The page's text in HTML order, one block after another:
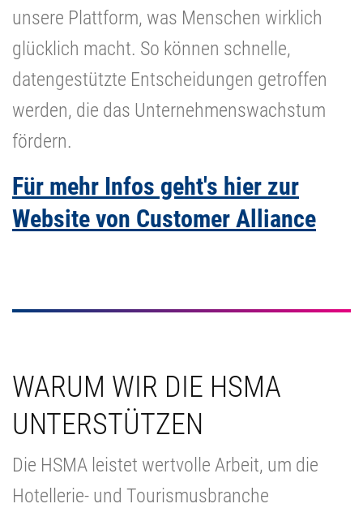
unsere Plattform, was Menschen wirklich
glücklich macht. So können schnelle,
datengestützte Entscheidungen getroffen
werden, die das Unternehmenswachstum
fördern.
Für mehr Infos geht's hier zur
Website von Customer Alliance
WARUM WIR DIE HSMA
UNTERSTÜTZEN
Die HSMA leistet wertvolle Arbeit, um die
Hotellerie- und Tourismusbranche